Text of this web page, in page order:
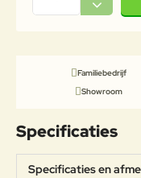
Familiebedrijf
Showroom
Specificaties
Specificaties en